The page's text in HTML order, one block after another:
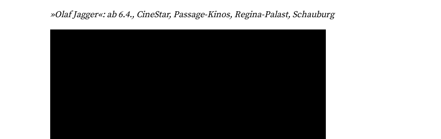
»Olaf Jagger«: ab 6.4., CineStar, Passage-Kinos, Regina-Palast, Schauburg